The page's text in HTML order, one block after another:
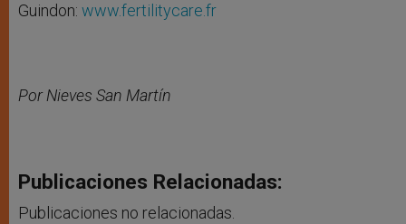
Guindon: www.fertilitycare.fr
Por Nieves San Martín
Publicaciones Relacionadas:
Publicaciones no relacionadas.